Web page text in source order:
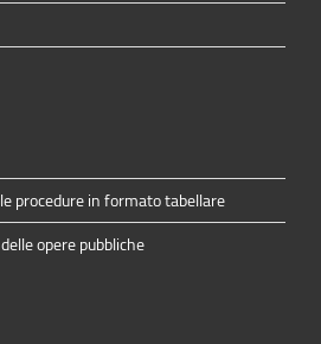
procedure in formato tabellare
opere pubbliche